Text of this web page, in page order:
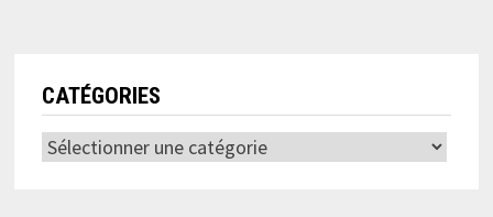
CATÉGORIES
Catégories